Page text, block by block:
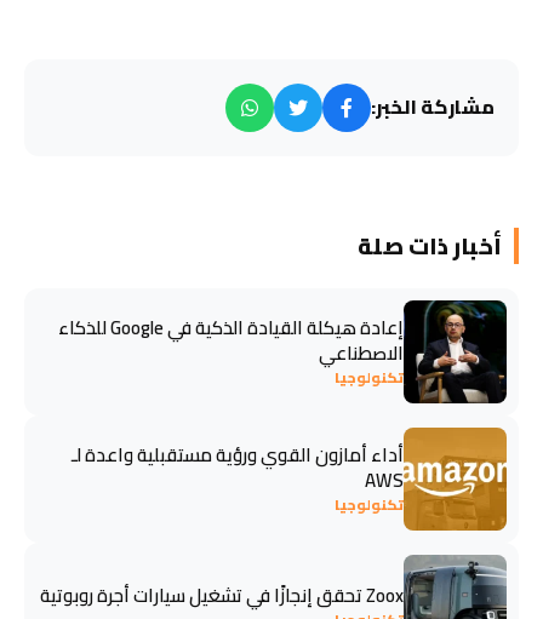
مشاركة الخبر:
أخبار ذات صلة
إعادة هيكلة القيادة الذكية في Google للذكاء
الاصطناعي
تكنولوجيا
أداء أمازون القوي ورؤية مستقبلية واعدة لـ
AWS
تكنولوجيا
Zoox تحقق إنجازًا في تشغيل سيارات أجرة روبوتية